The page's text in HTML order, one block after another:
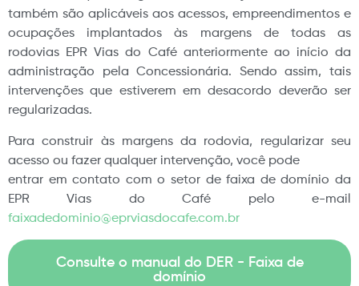
também são aplicáveis aos acessos, empreendimentos e
ocupações implantados às margens de todas as
rodovias EPR Vias do Café anteriormente ao início da
administração pela Concessionária. Sendo assim, tais
intervenções que estiverem em desacordo deverão ser
regularizadas.
Para construir às margens da rodovia, regularizar seu
acesso ou fazer qualquer intervenção, você pode
entrar em contato com o setor de faixa de domínio da
EPR Vias do Café pelo e-mail
faixadedominio@eprviasdocafe.com.br
Consulte o manual do DER - Faixa de
domínio